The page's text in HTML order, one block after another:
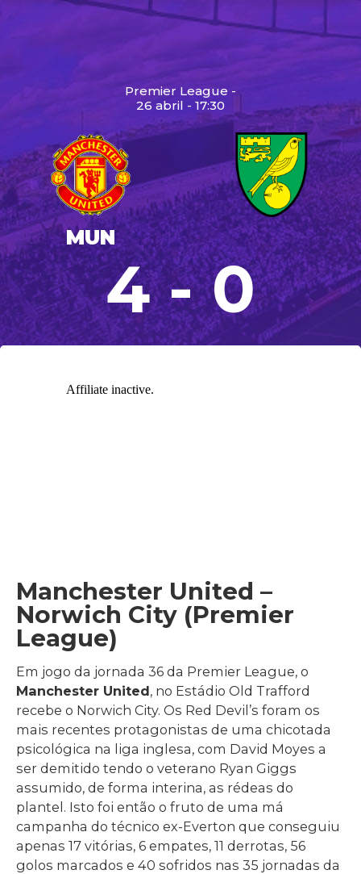
Premier League -
26 abril - 17:30
MUN
4 - 0
Manchester United –
Norwich City (Premier
League)
Em jogo da jornada 36 da Premier League, o
Manchester United, no Estádio Old Trafford
recebe o Norwich City. Os Red Devil’s foram os
mais recentes protagonistas de uma chicotada
psicológica na liga inglesa, com David Moyes a
ser demitido tendo o veterano Ryan Giggs
assumido, de forma interina, as rédeas do
plantel. Isto foi então o fruto de uma má
campanha do técnico ex-Everton que conseguiu
apenas 17 vitórias, 6 empates, 11 derrotas, 56
golos marcados e 40 sofridos nas 35 jornadas da